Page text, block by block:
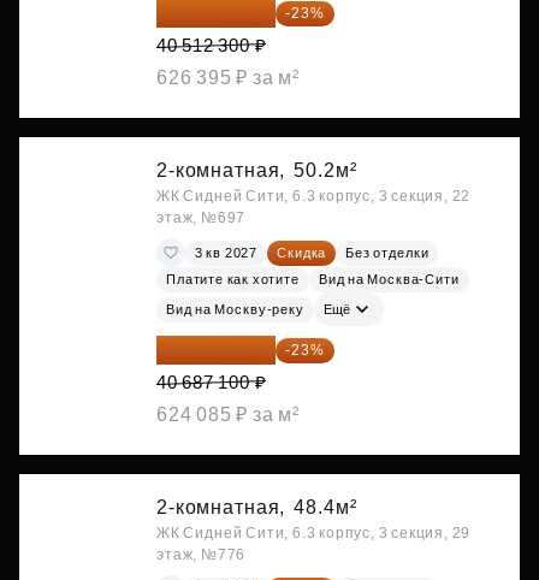
31 194 471 ₽ -23%
40 512 300 ₽
626 395 ₽ за м²
2-комнатная, 50.2м²
ЖК Сидней Сити, 6.3 корпус, 3 секция, 22
этаж, №697
3 кв 2027 Скидка
Без отделки
Платите как хотите
Вид на Москва-Сити
Вид на Москву-реку Ещё
31 329 067 ₽ -23%
40 687 100 ₽
624 085 ₽ за м²
2-комнатная, 48.4м²
ЖК Сидней Сити, 6.3 корпус, 3 секция, 29
этаж, №776